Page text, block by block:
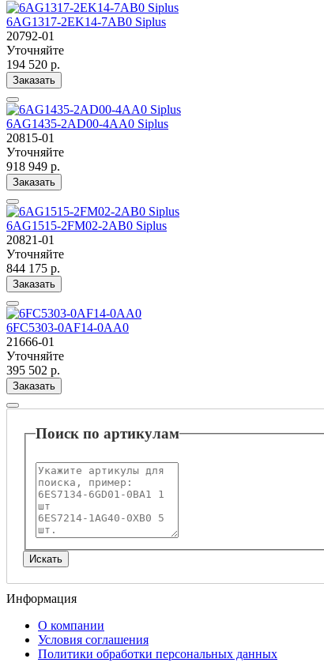
6AG1317-2EK14-7AB0 Siplus
20792-01
Уточняйте
194 520 р.
Заказать
6AG1435-2AD00-4AA0 Siplus
20815-01
Уточняйте
918 949 р.
Заказать
6AG1515-2FM02-2AB0 Siplus
20821-01
Уточняйте
844 175 р.
Заказать
6FC5303-0AF14-0AA0
21666-01
Уточняйте
395 502 р.
Заказать
Поиск по артикулам
Информация
О компании
Условия соглашения
Политики обработки персональных данных